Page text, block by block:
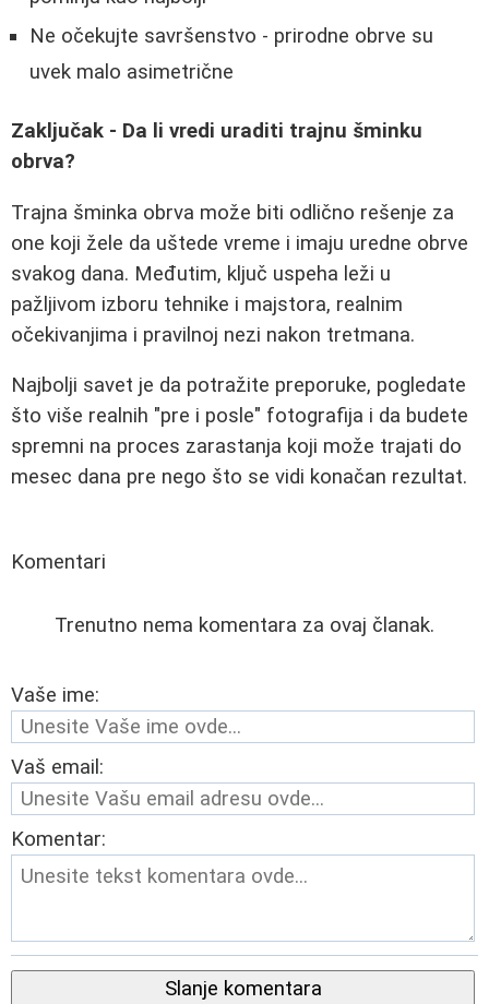
Ne očekujte savršenstvo - prirodne obrve su
uvek malo asimetrične
Zaključak - Da li vredi uraditi trajnu šminku
obrva?
Trajna šminka obrva može biti odlično rešenje za
one koji žele da uštede vreme i imaju uredne obrve
svakog dana. Međutim, ključ uspeha leži u
pažljivom izboru tehnike i majstora, realnim
očekivanjima i pravilnoj nezi nakon tretmana.
Najbolji savet je da potražite preporuke, pogledate
što više realnih "pre i posle" fotografija i da budete
spremni na proces zarastanja koji može trajati do
mesec dana pre nego što se vidi konačan rezultat.
Komentari
Trenutno nema komentara za ovaj članak.
Vaše ime:
Vaš email:
Komentar:
Slanje komentara